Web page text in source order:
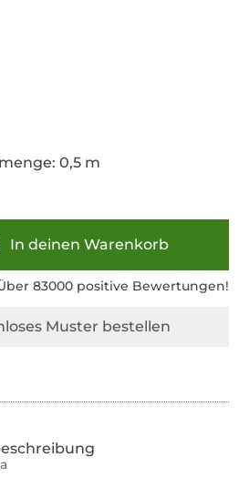
0,5 m
In deinen Warenkorb
83000 positive Bewertungen!